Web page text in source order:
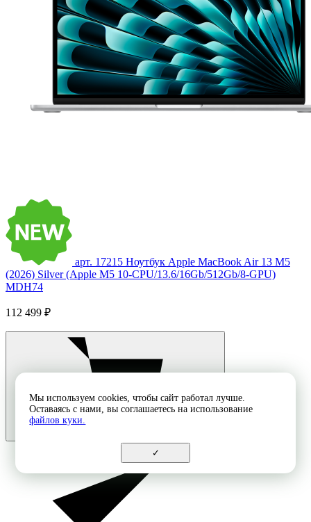
арт. 17215 Ноутбук Apple MacBook Air 13 M5
(2026) Silver (Apple M5 10-CPU/13.6/16Gb/512Gb/8-GPU)
MDH74
112 499 ₽
Мы используем cookies, чтобы сайт работал лучше.
Оставаясь с нами, вы соглашаетесь на использование
файлов куки.
✓